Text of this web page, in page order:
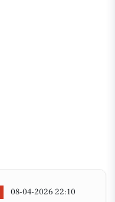
08-04-2026 22:10